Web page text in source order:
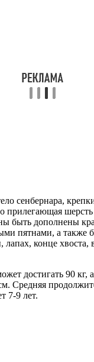
сенбернара,
прилегающая
быть дополнены
пятнами, а также
лапах, конце хвоста,
достигать 90 кг,
Средняя
7-9 лет.